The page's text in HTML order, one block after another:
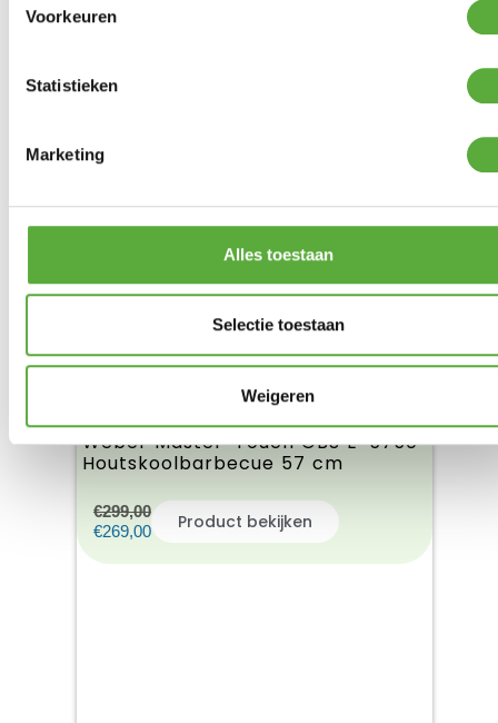
Voorkeuren
Statistieken
Marketing
Alles toestaan
Selectie toestaan
Weigeren
€399,00
Weber Master-Touch GBS E-5750
Houtskoolbarbecue 57 cm
€299,00
€269,00 Product bekijken